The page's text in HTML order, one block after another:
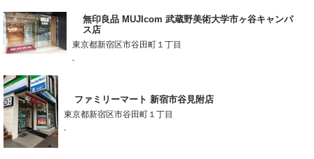
無印良品 MUJIcom 武蔵野美術大学市ヶ谷キャンパ
ス店
東京都新宿区市谷田町１丁目
-
ファミリーマート 新宿市谷見附店
東京都新宿区市谷田町１丁目
-